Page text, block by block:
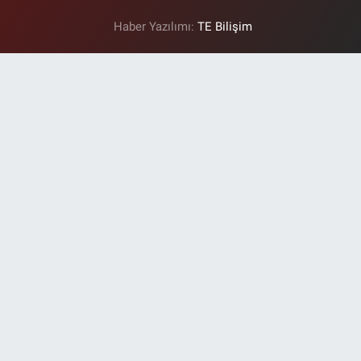
Haber Yazılımı:TE Bilişim